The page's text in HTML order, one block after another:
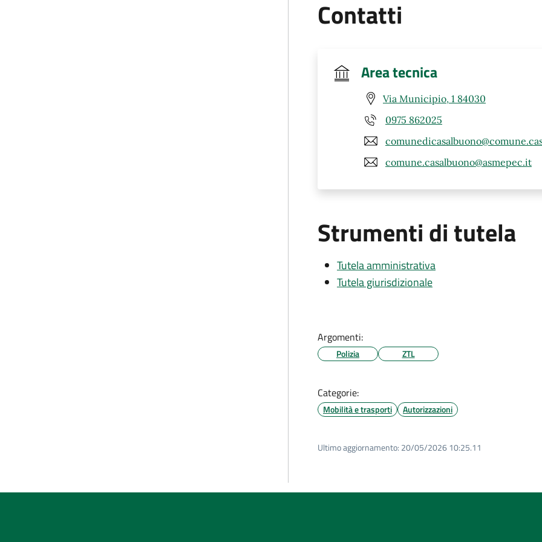
Contatti
Area tecnica
Via Municipio, 1 84030
0975 862025
comune.casalbuono@asmepec.it
Strumenti di tutela
Tutela amministrativa
Tutela giurisdizionale
Argomenti:
Polizia ZTL
Categorie:
Mobilità e trasporti Autorizzazioni
Ultimo aggiornamento: 20/05/2026 10:25.11